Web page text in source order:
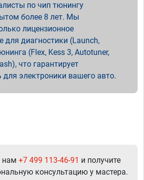
по чип тюнингу
более 8 лет. Мы
лицензионное
для диагностики (Launch,
(Flex, Kess 3, Autotuner,
что гарантирует
для электроники вашего авто.
нам +7 499 113-46-91 и получите
консультацию у мастера.